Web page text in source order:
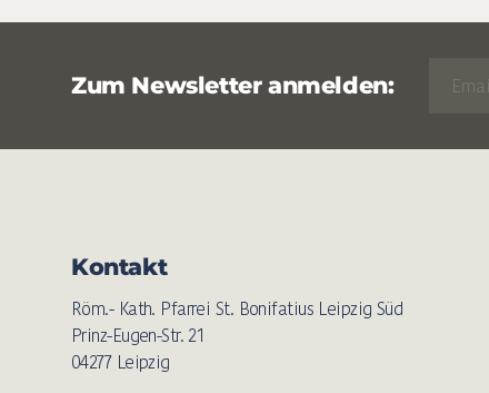
Zum Newsletter anmelden:
Kontakt
Röm.- Kath. Pfarrei St. Bonifatius Leipzig Süd
Prinz-Eugen-Str. 21
04277 Leipzig